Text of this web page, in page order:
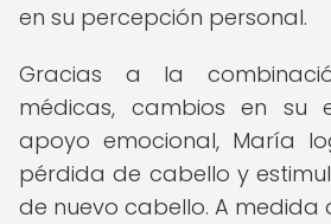
en su percepción personal.
Gracias a la
médicas, cambios en su
apoyo emocional, María
pérdida de cabello y
de nuevo cabello. A medida